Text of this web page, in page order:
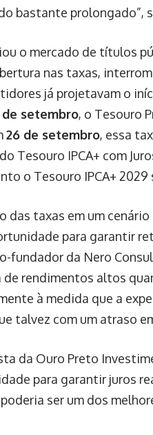
bastante prolongado”,
o mercado de títulos
nas taxas,
já projetavam o
de setembro, o Tesouro
26 de setembro, essa
Tesouro IPCA+ com
o Tesouro IPCA+ 2029
das taxas em um
para garantir
fundador da Nero
rendimentos altos
à medida que a
talvez com um atraso
da Ouro Preto
para garantir juros
ser um dos